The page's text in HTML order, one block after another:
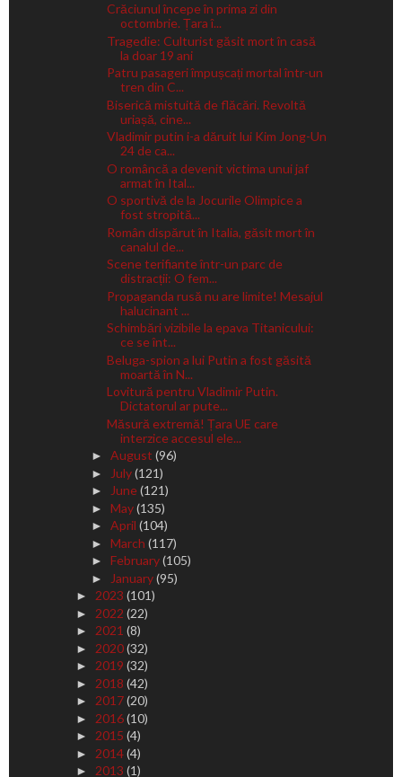
Crăciunul începe în prima zi din
octombrie. Țara î...
Tragedie: Culturist găsit mort în casă
la doar 19 ani
Patru pasageri împușcați mortal într-un
tren din C...
Biserică mistuită de flăcări. Revoltă
uriașă, cine...
Vladimir putin i-a dăruit lui Kim Jong-Un
24 de ca...
O româncă a devenit victima unui jaf
armat în Ital...
O sportivă de la Jocurile Olimpice a
fost stropită...
Român dispărut în Italia, găsit mort în
canalul de...
Scene terifiante într-un parc de
distracții: O fem...
Propaganda rusă nu are limite! Mesajul
halucinant ...
Schimbări vizibile la epava Titanicului:
ce se înt...
Beluga-spion a lui Putin a fost găsită
moartă în N...
Lovitură pentru Vladimir Putin.
Dictatorul ar pute...
Măsură extremă! Țara UE care
interzice accesul ele...
► August (96)
► July(121)
► June(121)
► May(135)
► April (104)
► March (117)
► February(105)
► January(95)
► 2023 (101)
► 2022 (22)
► 2021 (8)
► 2020(32)
► 2019 (32)
► 2018 (42)
► 2017(20)
► 2016(10)
► 2015 (4)
► 2014(4)
► 2013 (1)